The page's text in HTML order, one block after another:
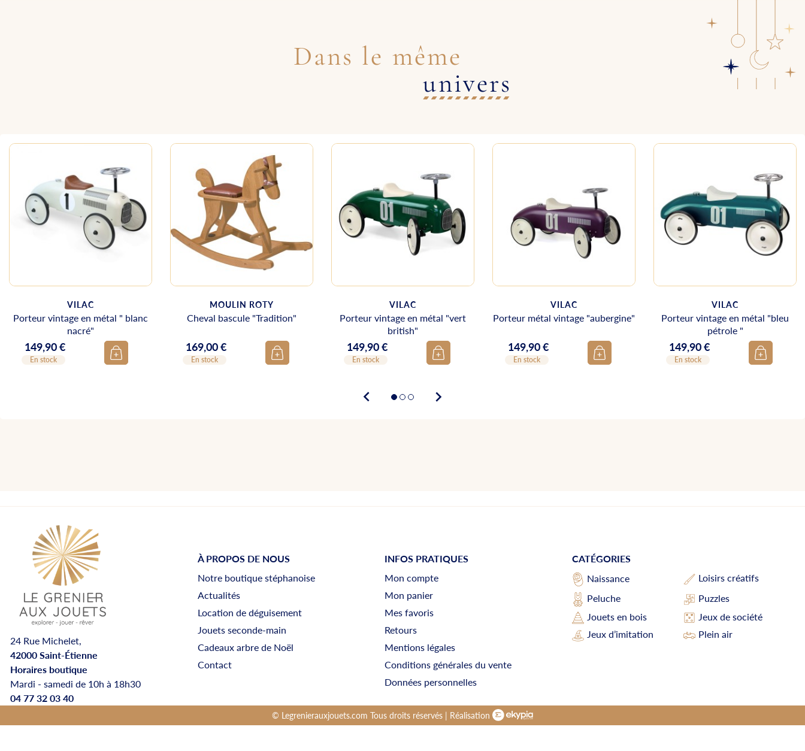
Dans le même
univers

VILAC
Porteur vintage en métal " blanc
nacré"
Prix
149,90 €
En stock
MOULIN ROTY
Cheval bascule "Tradition"
Prix
169,00 €
En stock
VILAC
Porteur vintage en métal "vert
british"
Prix
149,90 €
En stock
VILAC
Porteur métal vintage "aubergine"
Prix
149,90 €
En stock
VILAC
Porteur vintage en métal "bleu
pétrole "
Prix
149,90 €
En stock

24 Rue Michelet,
42000 Saint-Étienne
Horaires boutique
Mardi - samedi de 10h à 18h30
04 77 32 03 40
À PROPOS DE NOUS
Notre boutique stéphanoise
Actualités
Location de déguisement
Jouets seconde-main
Cadeaux arbre de Noël
Contact
INFOS PRATIQUES
Mon compte
Mon panier
Mes favoris
Retours
Mentions légales
Conditions générales du vente
Données personnelles
CATÉGORIES
Naissance
Loisirs créatifs
Peluche
Puzzles
Jouets en bois
Jeux de société
Jeux d’imitation
Plein air
© Legrenierauxjouets.com Tous droits réservés | Réalisation